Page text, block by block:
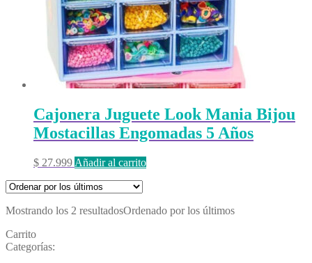
Cajonera Juguete Look Mania Bijou
Mostacillas Engomadas 5 Años
$ 27.999 Añadir al carrito
Mostrando los 2 resultadosOrdenado por los últimos
Carrito
Categorías: